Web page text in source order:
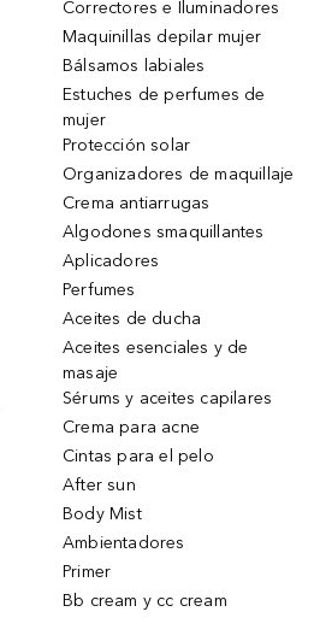
Correctores e Iluminadores
Maquinillas depilar mujer
Bálsamos labiales
Estuches de perfumes de
mujer
Protección solar
Organizadores de maquillaje
Crema antiarrugas
Algodones smaquillantes
Aplicadores
Perfumes
Aceites de ducha
Aceites esenciales y de
masaje
Sérums y aceites capilares
Crema para acne
Cintas para el pelo
After sun
Body Mist
Ambientadores
Primer
Bb cream y cc cream